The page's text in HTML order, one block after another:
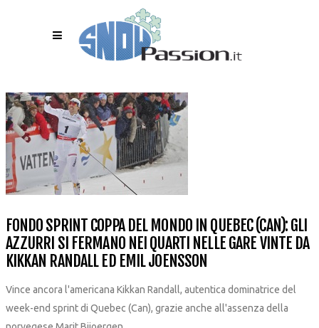
FONDO SPRINT COPPA DEL MONDO IN QUEBEC (CAN): GLI
AZZURRI SI FERMANO NEI QUARTI NELLE GARE VINTE DA
KIKKAN RANDALL ED EMIL JOENSSON
Vince ancora l'americana Kikkan Randall, autentica dominatrice del
week-end sprint di Quebec (Can), grazie anche all'assenza della